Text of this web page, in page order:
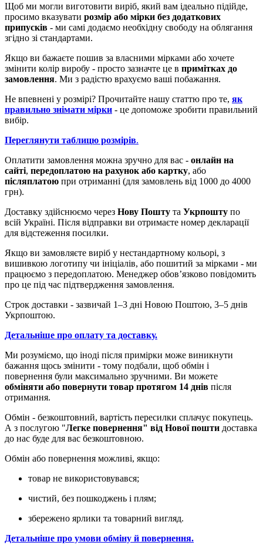
Щоб ми могли виготовити виріб, який вам ідеально підійде,
просимо вказувати розмір або мірки без додаткових
припусків - ми самі додаємо необхідну свободу на облягання
згідно зі стандартами.
Якщо ви бажаєте пошив за власними мірками або хочете
змінити колір виробу - просто зазначте це в примітках до
замовлення. Ми з радістю врахуємо ваші побажання.
Не впевнені у розмірі? Прочитайте нашу статтю про те, як
правильно знімати мірки - це допоможе зробити правильний
вибір.
Переглянути таблицю розмірів.
Оплатити замовлення можна зручно для вас - онлайн на
сайті, передоплатою на рахунок або картку, або
післяплатою при отриманні (для замовлень від 1000 до 4000
грн).
Доставку здійснюємо через Нову Пошту та Укрпошту по
всій Україні. Після відправки ви отримаєте номер декларації
для відстеження посилки.
Якщо ви замовляєте виріб у нестандартному кольорі, з
вишивкою логотипу чи ініціалів, або пошитий за мірками - ми
працюємо з передоплатою. Менеджер обов’язково повідомить
про це під час підтвердження замовлення.
Строк доставки - зазвичай 1–3 дні Новою Поштою, 3–5 днів
Укрпоштою.
Детальніше про оплату та доставку.
Ми розуміємо, що іноді після примірки може виникнути
бажання щось змінити - тому подбали, щоб обмін і
повернення були максимально зручними. Ви можете
обміняти або повернути товар протягом 14 днів після
отримання.
Обмін - безкоштовний, вартість пересилки сплачує покупець.
А з послугою "Легке повернення" від Нової пошти доставка
до нас буде для вас безкоштовною.
Обмін або повернення можливі, якщо:
товар не використовувався;
чистий, без пошкоджень і плям;
збережено ярлики та товарний вигляд.
Детальніше про умови обміну й повернення.